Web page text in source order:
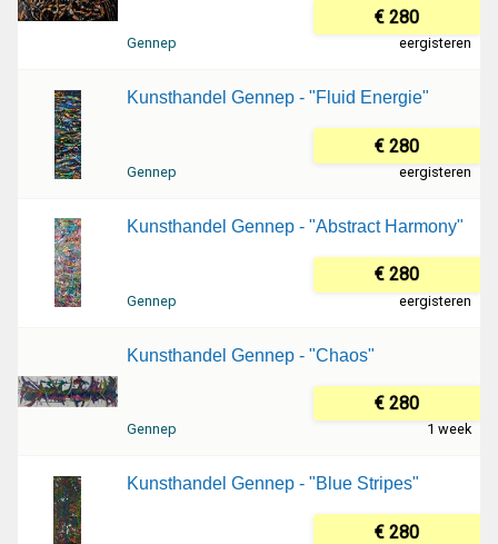
€ 280
Gennep eergisteren
Kunsthandel Gennep - "Fluid Energie"
€ 280
Gennep eergisteren
Kunsthandel Gennep - "Abstract Harmony"
€ 280
Gennep eergisteren
Kunsthandel Gennep - "Chaos"
€ 280
Gennep 1 week
Kunsthandel Gennep - "Blue Stripes"
€ 280